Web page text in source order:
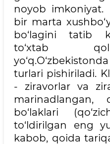
noyob imkoniyat.
bir marta
bo‘lagini tatib
to‘xtab
turlari pishiriladi.
- ziravorlar va
marinadlangan,
bo‘laklari
to‘ldirilgan eng
kabob, qoida